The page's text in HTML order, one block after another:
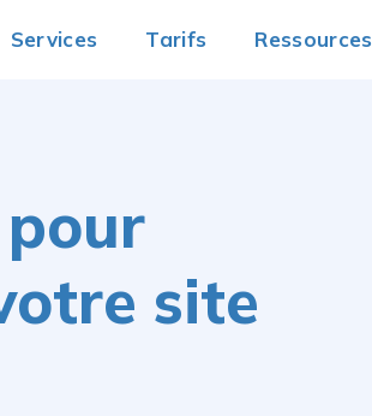
Services Tarifs Ressources
pour
site